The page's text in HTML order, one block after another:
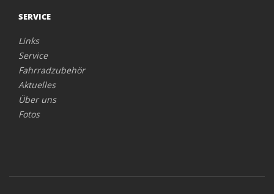
SERVICE
Links
Service
Fahrradzubehör
Aktuelles
Über uns
Fotos